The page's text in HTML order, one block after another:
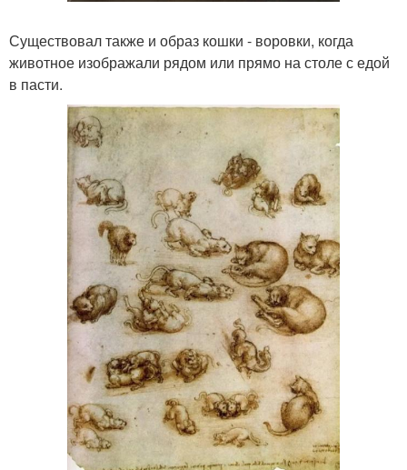
Существовал также и образ кошки - воровки, когда
животное изображали рядом или прямо на столе с едой
в пасти.